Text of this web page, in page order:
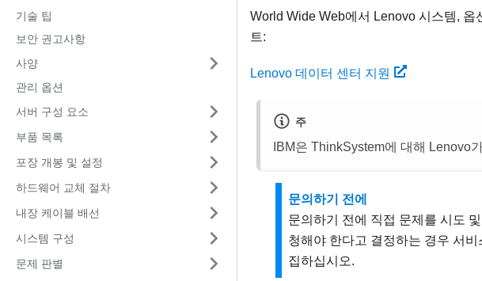
기술 팁
보안 권고사항
사양
관리 옵션
서버 구성 요소
부품 목록
포장 개봉 및 설정
하드웨어 교체 절차
내장 케이블 배선
시스템 구성
문제 판별
World Wide Web에서 Lenovo 시스템, 옵
트:
Lenovo 데이터 센터 지원
주
IBM은 ThinkSystem에 대해 Lenovo
문의하기 전에
문의하기 전에 직접 문제를 시도
청해야 한다고 결정하는 경우 서
집하십시오.